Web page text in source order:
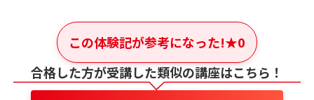
この体験記が参考になった!★0
合格した方が受講した類似の講座はこちら！